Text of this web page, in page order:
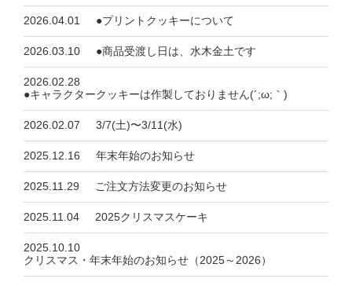
2026.04.01 ●プリントクッキーについて
2026.03.10 ●商品受渡し日は、水木金土です
2026.02.28
●キャラクタークッキーは作製しておりません(´;ω;｀)
2026.02.07 3/7(土)〜3/11(水)
2025.12.16 年末年始のお知らせ
2025.11.29 ご注文方法変更のお知らせ
2025.11.04 2025クリスマスケーキ
2025.10.10
クリスマス・年末年始のお知らせ（2025～2026）